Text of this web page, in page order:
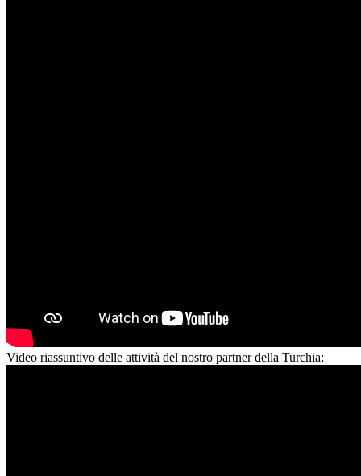
Video riassuntivo delle attività del nostro partner della Turchia: